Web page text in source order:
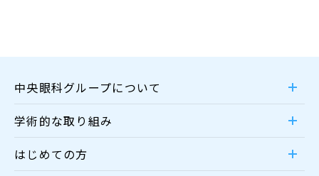
中央眼科グループについて
学術的な取り組み
はじめての方